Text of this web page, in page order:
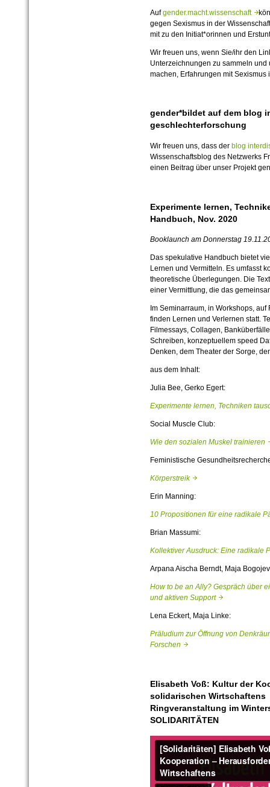
Aufgender.macht.wissenschaft
gegen Sexismus in der
mit zu den Initiat*orinnen und
Wir freuen uns, wenn Sie/ihr den
Unterzeichnungen zu sammeln
machen, Erfahrungen mit
gender*bildet auf dem blog
geschlechterforschung
Wir freuen uns, dass der blog
Wissenschaftsblog des Netzwerks
einen Beitrag über unser Projekt
Experimente lernen,
Handbuch, Nov. 2020
Booklaunch am Donnerstag 19.11.
Das spekulative Handbuch bietet
Lernen und Vermitteln. Es umfasst
theoretische Überlegungen. Die
einer Vermittlung, die das
Im Seminarraum, in Workshops,
finden Lernen und Verlernen statt.
Filmessays, Collagen,
Schreiben, konzeptuellem speed
Denken, dem Theater der Sorge,
aus dem Inhalt:
Julia Bee, Gerko Egert:
Experimente lernen, Techniken
Social Muscle Club:
Wie den sozialen Muskel
Feministische
Körperstreik
Erin Manning:
10 Propositionen für eine radikale
Brian Massumi:
Kollektiver Ausdruck: Eine
Arpana Aischa Berndt, Maja
How to be an Ally? Gespräch über
und aktiven Support
Lena Eckert, Maja Linke:
Präludium zur Öffnung von
Forschen
Elisabeth Voß: Kultur der
solidarischen Wirtschaftens
Ringveranstaltung im
SOLIDARITÄTEN